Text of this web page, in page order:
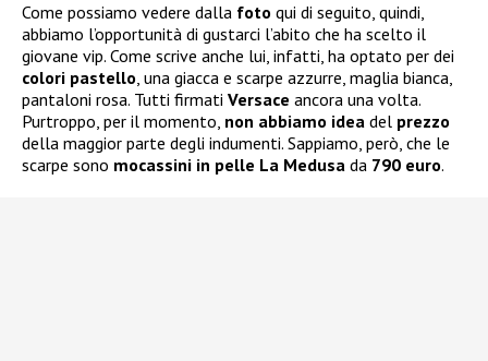
Come possiamo vedere dalla foto qui di seguito, quindi,
abbiamo l’opportunità di gustarci l’abito che ha scelto il
giovane vip. Come scrive anche lui, infatti, ha optato per dei
colori pastello, una giacca e scarpe azzurre, maglia bianca,
pantaloni rosa. Tutti firmati Versace ancora una volta.
Purtroppo, per il momento, non abbiamo idea del prezzo
della maggior parte degli indumenti. Sappiamo, però, che le
scarpe sono mocassini in pelle La Medusa da 790 euro.